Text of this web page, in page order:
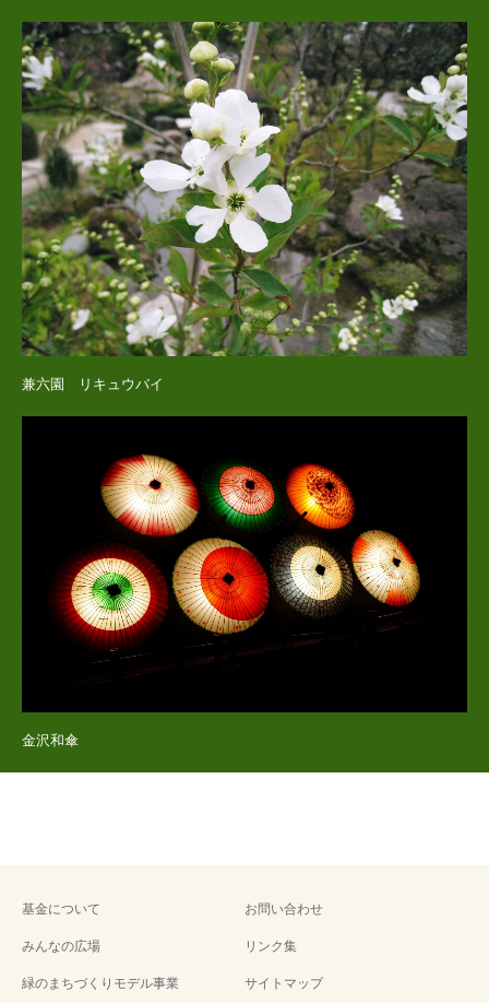
兼六園 リキュウバイ
金沢和傘
基金について
みんなの広場
緑のまちづくりモデル事業
お問い合わせ
リンク集
サイトマップ